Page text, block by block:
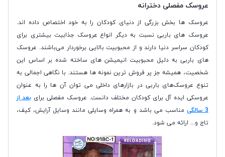
عروسک مفصلی دخترانه
عروسک ها بخش بزرگی از دنیای کودکان را به خود اختصاص داده اند.
عروسک های باربی نسبت به دیگر انواع عروسک جذابیت بیشتری برای
کودکان سراسر دنیا دارند و از محبوبیت بالایی برخوردار می‌باشند. عروسک
های باربی به دلیل محبوبیت انیمیشن های ساخته شده بر اساس این
شخصیت، همیشه جز پر فروش ترین نمونه ها هستند. با نگاهی اجمالی به
تنوع عروسک‌های باربی در بازارهای داخلی می‌ توان آن ها را به عنوان
عروسکی ایده‌ آل برای کودکان مختلف دانست. عروسک مفصلی برای بعد از
3 سالگی
مناسب می باشد و به همراه وسایلی مانند وسایل آرایش، کیف،
تاج و... ارائه می شود.